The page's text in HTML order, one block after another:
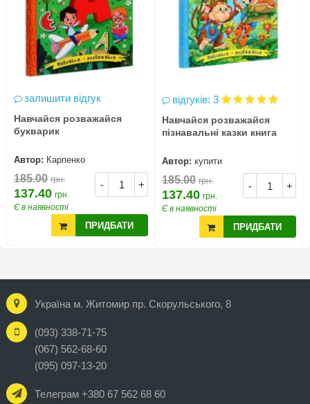
залишити відгук
Навчайся розважайся
букварик
Автор: Карпенко
- +
185.00 грн.
137.40 грн.
Є в наявності
ПРИДБАТИ
відгуків: 3
Навчайся розважайся
пізнавальні казки книга
Автор: купити
- +
185.00 грн.
137.40 грн.
Є в наявності
ПРИДБАТИ
Україна м. Житомир пр. Скорульського, 8
(093) 338-71-75
(067) 562-68-60
(095) 097-13-20
Телеграм +380 67 562 68 60